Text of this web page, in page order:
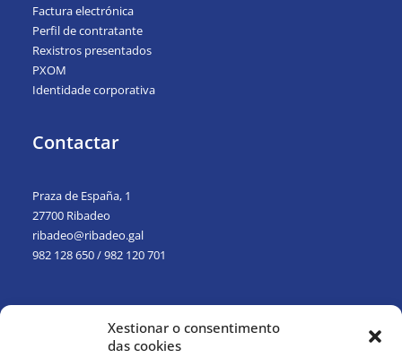
Xestionar o consentimento
das cookies
Factura electrónica
Perfil de contratante
Rexistros presentados
PXOM
Identidade corporativa
Contactar
Praza de España, 1
27700 Ribadeo
ribadeo@ribadeo.gal
982 128 650/982 120 701